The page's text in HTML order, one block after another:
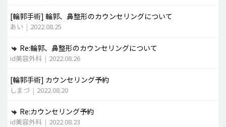
安全整形
ご相談のお問い合わせ
[輪郭手術] 輪郭、鼻整形のカウンセリングについて
あい | 2022.08.25
Re:輪郭、鼻整形のカウンセリングについて
id美容外科 | 2022.08.26
[輪郭手術] カウンセリング予約
しまづ | 2022.08.20
Re:カウンセリング予約
id美容外科 | 2022.08.23